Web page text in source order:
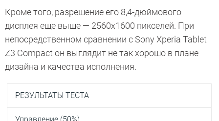
Кроме того, разрешение его 8,4-дюймового
дисплея еще выше — 2560х1600 пикселей. При
непосредственном сравнении с Sony Xperia Tablet
Z3 Compact он выглядит не так хорошо в плане
дизайна и качества исполнения.
РЕЗУЛЬТАТЫ ТЕСТА